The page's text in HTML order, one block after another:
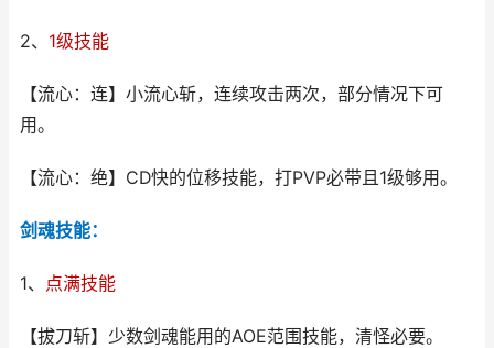
2、 1级技能
【流心：连】小流心斩，连续攻击两次，部分情况下可
用。
【流心：绝】CD快的位移技能，打PVP必带且1级够用。
剑魂技能：
1、 点满技能
【拔刀斩】少数剑魂能用的AOE范围技能，清怪必要。